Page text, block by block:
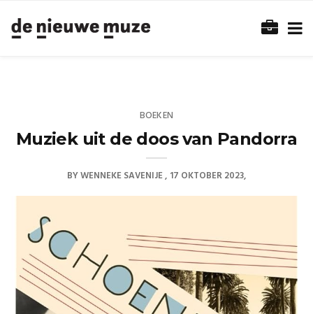
BOEKEN
Muziek uit de doos van Pandorra
BYWENNEKE SAVENIJE 17 OKTOBER 2023